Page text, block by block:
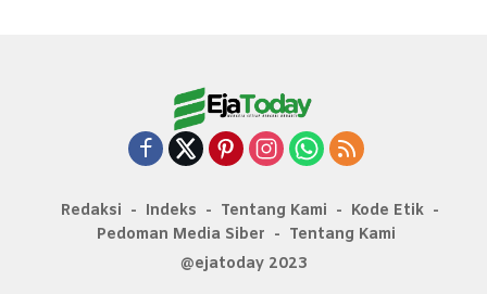
Redaksi Indeks Tentang Kami
Kode Etik
Pedoman Media Siber
Tentang Kami
@ejatoday 2023